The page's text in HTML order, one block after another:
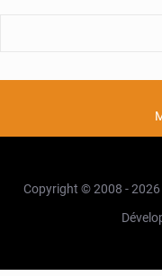
Copyright © 2008 - 2026